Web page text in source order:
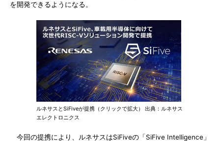
を開発できるようになる。
ルネサスとSiFiveが提携（クリックで拡大） 出典：ルネサス
エレクトロニクス
今回の提携により、ルネサスはSiFiveの「SiFive Intelligence」